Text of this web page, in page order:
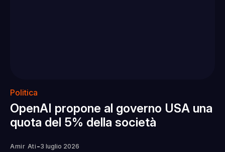
Politica
OpenAI propone al governo USA una
quota del 5% della società
Amir Ati -3 luglio 2026